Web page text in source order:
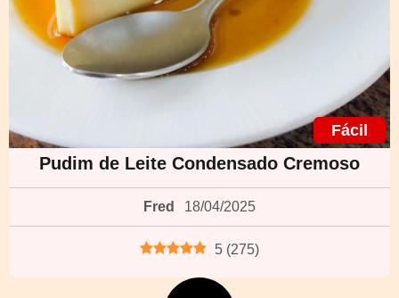
Fácil
Pudim de Leite Condensado Cremoso
Fred 18/04/2025
5 (275)